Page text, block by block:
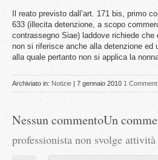
Il reato previsto dall’art. 171 bis, primo
633 (illecita detenzione, a scopo
contrassegno Siae) laddove richiede
non si riferisce anche alla detenzione ed
alla quale pertanto non si applica la
Archiviato in: Notizie | 7 gennaio 2010 1 Comment
Nessun commentoUn
professionista non svolge